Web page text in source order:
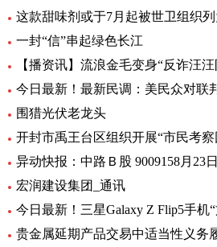
一封“信”串起绿色长江
围猎光伏老龙头
宏润建设集团_通讯